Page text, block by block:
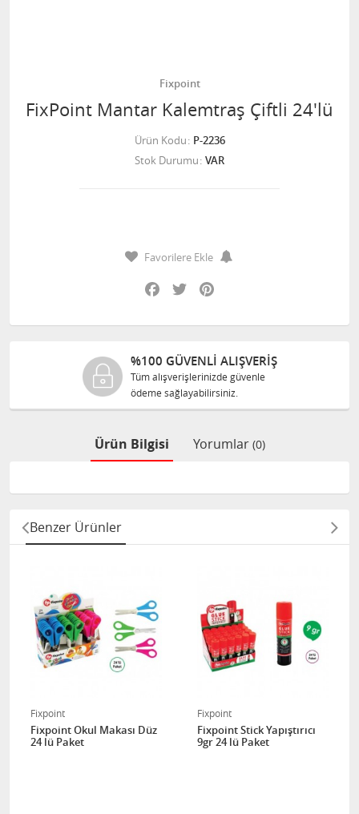
Fixpoint
FixPoint Mantar Kalemtraş Çiftli 24'lü
Ürün Kodu P-2236
Stok Durumu VAR
Favorilere Ekle
Facebook
Twitter
%100 GÜVENLİ ALIŞVERİŞ
Tüm alışverişlerinizde güvenle
ödeme sağlayabilirsiniz.
Ürün Bilgisi Yorumlar (0)
Benzer Ürünler
Fixpoint
Fixpoint Okul Makası Düz
24 lü Paket
Fixpoint
Fixpoint Stick Yapıştırıcı
9gr 24 lü Paket